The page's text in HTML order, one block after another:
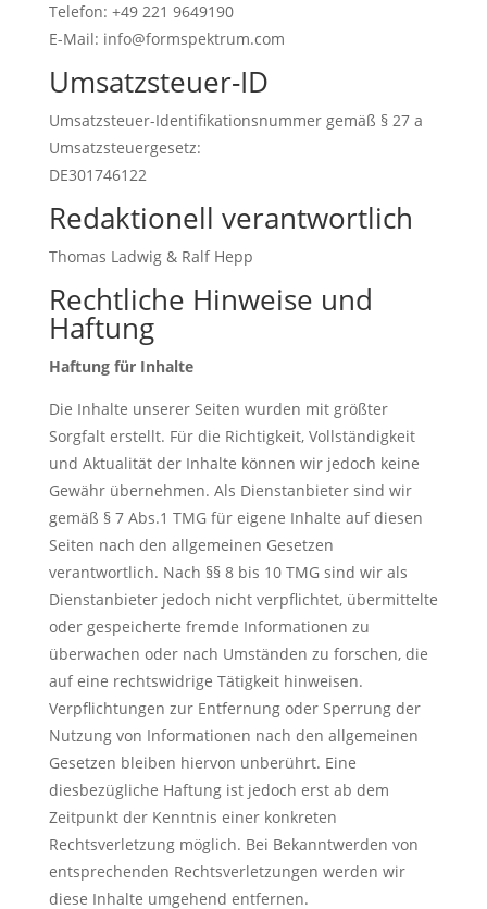
Telefon: +49 221 9649190
E-Mail: info@formspektrum.com
Umsatzsteuer-ID
Umsatzsteuer-Identifikationsnummer gemäß § 27 a
Umsatzsteuergesetz:
DE301746122
Redaktionell verantwortlich
Thomas Ladwig & Ralf Hepp
Rechtliche Hinweise und
Haftung
Haftung für Inhalte
Die Inhalte unserer Seiten wurden mit größter
Sorgfalt erstellt. Für die Richtigkeit, Vollständigkeit
und Aktualität der Inhalte können wir jedoch keine
Gewähr übernehmen. Als Dienstanbieter sind wir
gemäß § 7 Abs.1 TMG für eigene Inhalte auf diesen
Seiten nach den allgemeinen Gesetzen
verantwortlich. Nach §§ 8 bis 10 TMG sind wir als
Dienstanbieter jedoch nicht verpflichtet, übermittelte
oder gespeicherte fremde Informationen zu
überwachen oder nach Umständen zu forschen, die
auf eine rechtswidrige Tätigkeit hinweisen.
Verpflichtungen zur Entfernung oder Sperrung der
Nutzung von Informationen nach den allgemeinen
Gesetzen bleiben hiervon unberührt. Eine
diesbezügliche Haftung ist jedoch erst ab dem
Zeitpunkt der Kenntnis einer konkreten
Rechtsverletzung möglich. Bei Bekanntwerden von
entsprechenden Rechtsverletzungen werden wir
diese Inhalte umgehend entfernen.